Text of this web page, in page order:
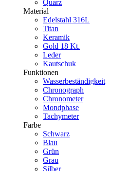
Quarz
Material
Edelstahl 316L
Titan
Keramik
Gold 18 Kt.
Leder
Kautschuk
Funktionen
Wasserbeständigkeit
Chronograph
Chronometer
Mondphase
Tachymeter
Farbe
Schwarz
Blau
Grün
Grau
Silber